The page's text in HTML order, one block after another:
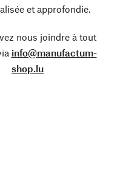
et approfondie.
nous joindre à tout
info@manufactum-
shop.lu